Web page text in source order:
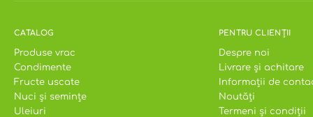
CATALOG
Produse vrac
Condimente
Fructe uscate
Nuci și semințe
Uleiuri
PENTRU CLIENȚII
Despre noi
Livrare și achitare
Informații de
Noutăți
Termeni și condiții